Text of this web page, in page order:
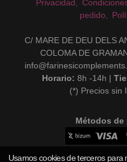
Privacidad
pedido
C/ MARE DE DEU DELS
COLOMA DE
Horario: 8h -14h |
(*) Precios sin
Métodos de
Usamos cookies de terceros